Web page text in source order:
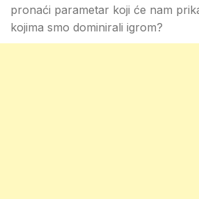
pronaći parametar koji će nam
kojima smo dominirali igrom?